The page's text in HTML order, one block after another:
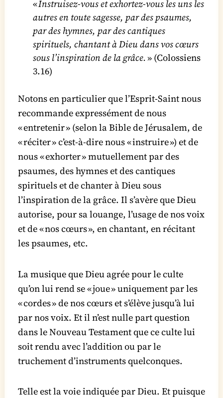
«Instruisez-vous et exhortez-vous les uns les
autres en toute sagesse, par des psaumes,
par des hymnes, par des cantiques
spirituels, chantant à Dieu dans vos cœurs
sous l’inspiration de la grâce.» (Colossiens
3.16)
Notons en particulier que l’Esprit-Saint nous
recommande expressément de nous
« entretenir » (selon la Bible de Jérusalem, de
« réciter » c’est-à-dire nous « instruire ») et de
nous « exhorter » mutuellement par des
psaumes, des hymnes et des cantiques
spirituels et de chanter à Dieu sous
l’inspiration de la grâce. Il s’avère que Dieu
autorise, pour sa louange, l’usage de nos voix
et de « nos cœurs », en chantant, en récitant
les psaumes, etc.
La musique que Dieu agrée pour le culte
qu’on lui rend se « joue » uniquement par les
« cordes » de nos cœurs et s’élève jusqu’à lui
par nos voix. Et il n’est nulle part question
dans le Nouveau Testament que ce culte lui
soit rendu avec l’addition ou par le
truchement d’instruments quelconques.
Telle est la voie indiquée par Dieu. Et puisque